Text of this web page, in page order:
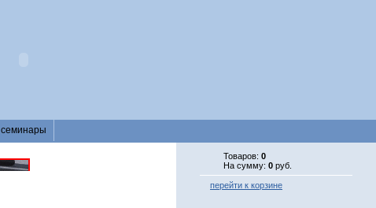
семинары
Товаров: 0
На сумму: 0 руб.
перейти к корзине